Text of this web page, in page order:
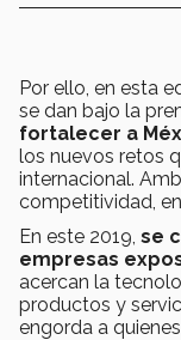
Por ello, en esta
se dan bajo la
fortalecer a
los nuevos retos
internacional.
competitividad,
En este 2019, se
empresas
acercan la
productos y
engorda a